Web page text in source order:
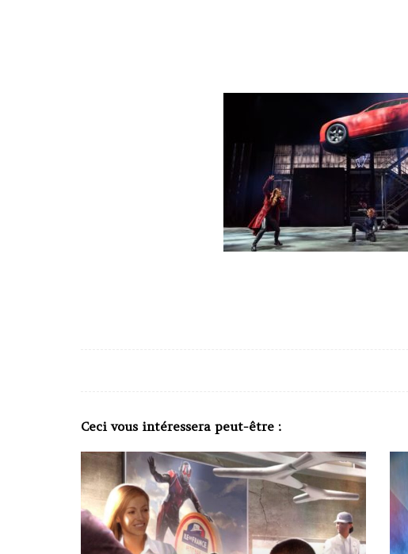
Ceci vous intéressera peut-être :